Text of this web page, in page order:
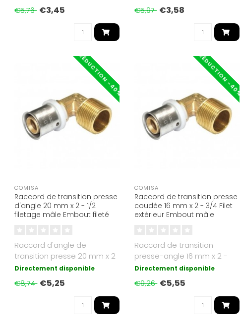
€5,76 €3,45 €5,97 €3,58
RÉDUCTION -40%
COMISA
Raccord de transition presse
d'angle 20 mm x 2 - 1/2
filetage mâle Embout fileté
Raccord d'angle de
transition presse 20 mm x 2
- 1/2 pouce Filetage
extérieur..
Directement disponible
€8,74 €5,25
RÉDUCTION -40%
COMISA
Raccord de transition presse
coudée 16 mm x 2 - 3/4 Filet
extérieur Embout mâle
Raccord de transition
presse-angle 16 mm x 2 -
3/4 pouce Filetage
extérieur..
Directement disponible
€9,26 €5,55